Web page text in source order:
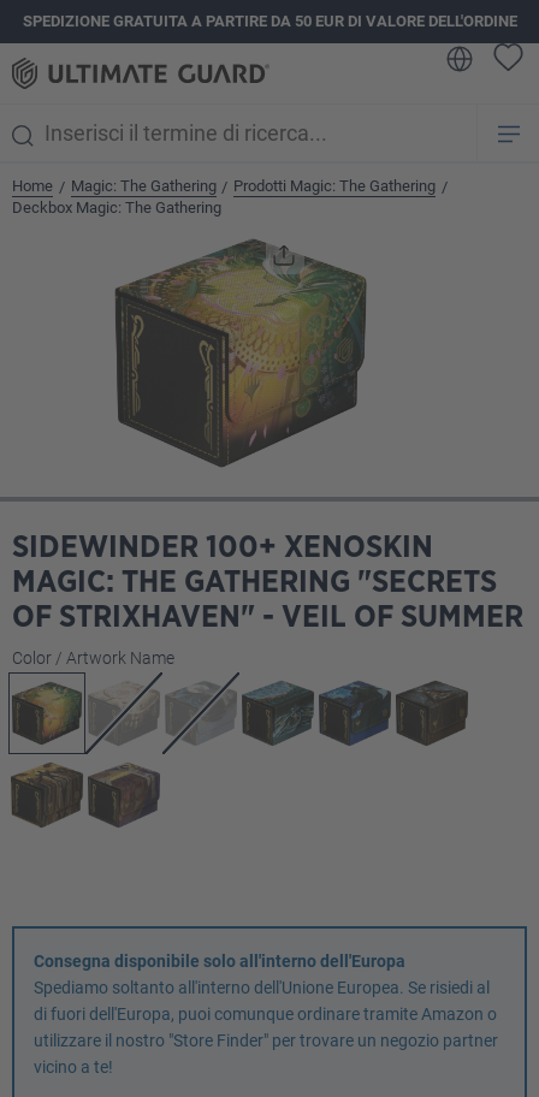
principale
SPEDIZIONE GRATUITA A PARTIRE DA 50 EUR DI VALORE DELL'ORDINE
Home / Magic: The Gathering / Prodotti Magic: The Gathering /
Deckbox Magic: The Gathering
SIDEWINDER 100+ XENOSKIN
MAGIC: THE GATHERING "SECRETS
OF STRIXHAVEN" - VEIL OF SUMMER
Seleziona
Color / Artwork Name
Consegna disponibile solo all'interno dell'Europa
Spediamo soltanto all'interno dell'Unione Europea. Se risiedi al
di fuori dell'Europa, puoi comunque ordinare tramite Amazon o
utilizzare il nostro "Store Finder" per trovare un negozio partner
vicino a te!